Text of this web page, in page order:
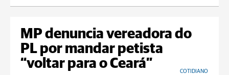
MP denuncia vereadora do
PL por mandar petista
“voltar para o Ceará”
COTIDIANO